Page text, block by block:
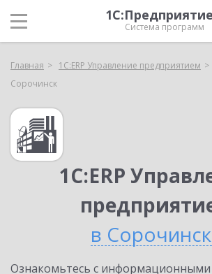
Система программ
Главная 1С:ERP Управление предприятием
Сорочинск
1С:ERP
в
Ознакомьтесь с информационными